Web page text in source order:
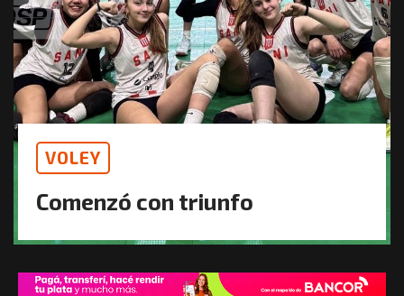
VOLEY
Comenzó con triunfo